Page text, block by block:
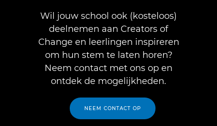
Wil jouw school ook (kosteloos)
deelnemen aan Creators of
Change en leerlingen inspireren
om hun stem te laten horen?
Neem contact met ons op en
ontdek de mogelijkheden.
NEEM CONTACT OP